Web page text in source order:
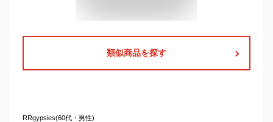
類似商品を探す
RRgypsies(60代・男性)